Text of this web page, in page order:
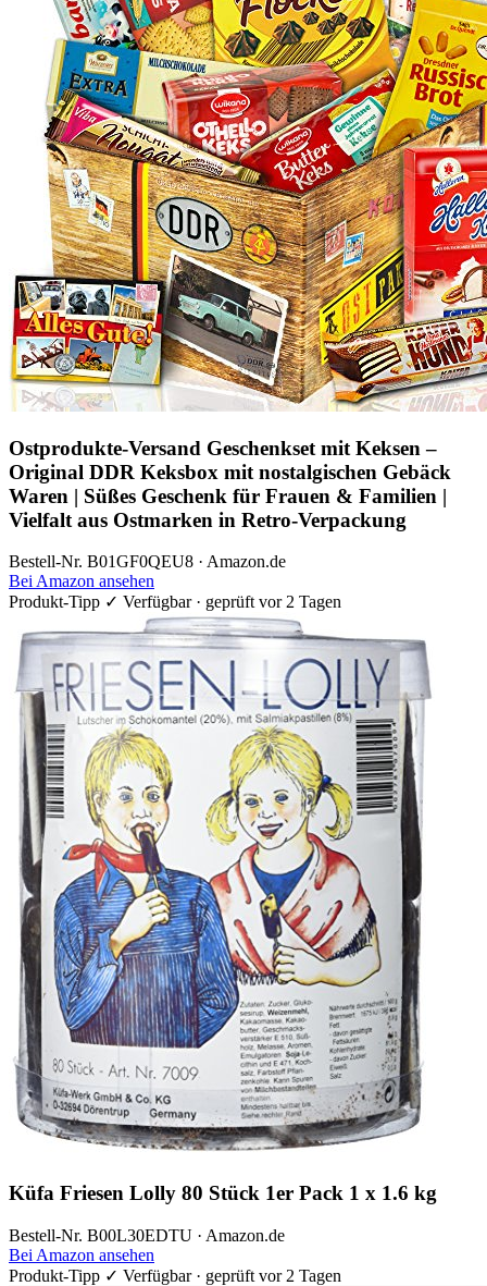
Ostprodukte-Versand Geschenkset mit Keksen –
Original DDR Keksbox mit nostalgischen Gebäck
Waren | Süßes Geschenk für Frauen & Familien |
Vielfalt aus Ostmarken in Retro-Verpackung
Bestell-Nr. B01GF0QEU8 · Amazon.de
Bei Amazon ansehen
Produkt-Tipp ✓ Verfügbar · geprüft vor 2 Tagen
Küfa Friesen Lolly 80 Stück 1er Pack 1 x 1.6 kg
Bestell-Nr. B00L30EDTU · Amazon.de
Bei Amazon ansehen
Produkt-Tipp ✓ Verfügbar · geprüft vor 2 Tagen